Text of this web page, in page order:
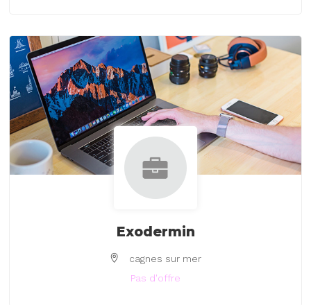
Exodermin
cagnes sur mer
Pas d'offre